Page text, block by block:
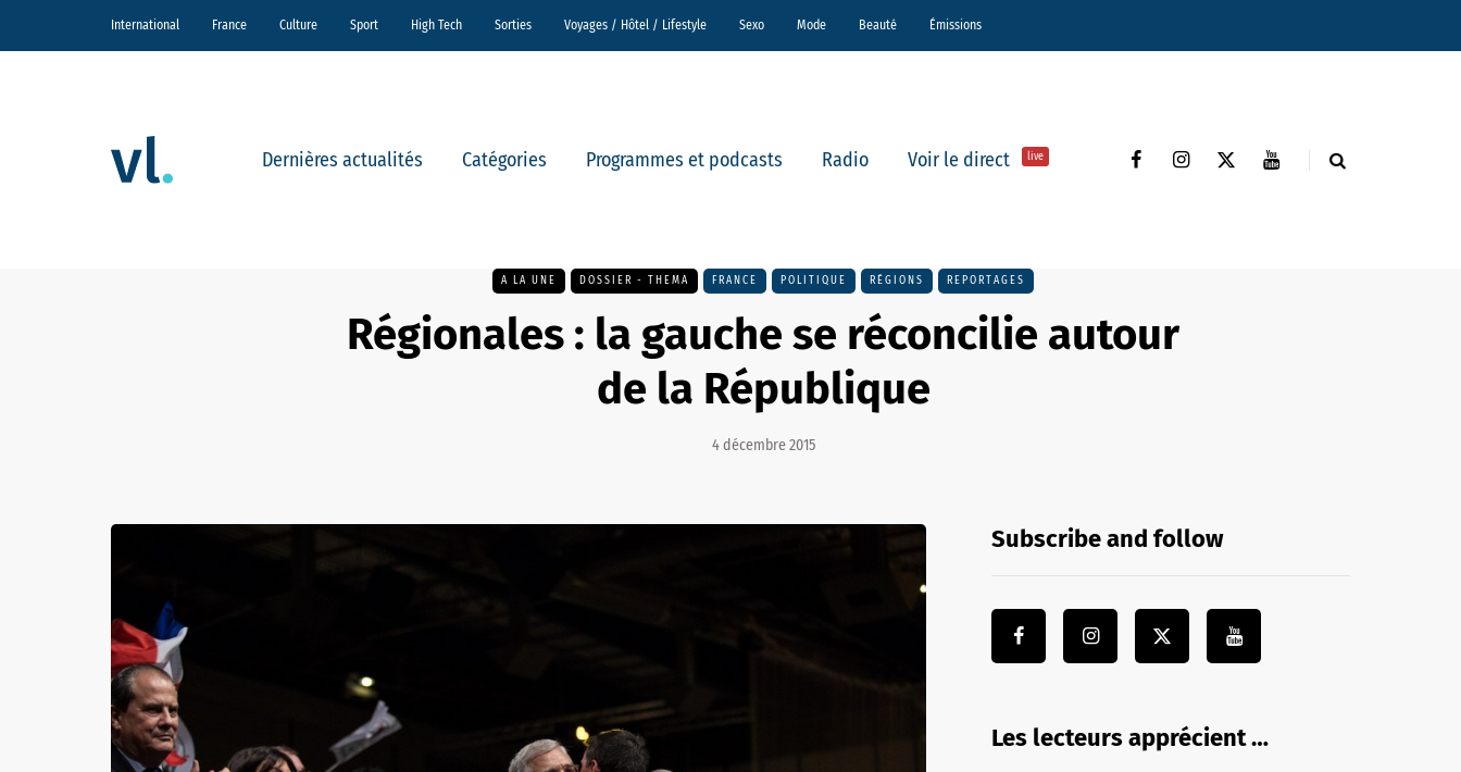
International France Culture Sport High Tech Sorties Voyages / Hôtel / Lifestyle Sexo Mode Beauté Émissions
Dernières actualités Catégories Programmes et podcasts Radio Voir le direct live
A LA UNE DOSSIER - THEMA FRANCE POLITIQUE RÉGIONS REPORTAGES
Régionales : la gauche se réconcilie autour
de la République
4 décembre 2015
Subscribe and follow
Les lecteurs apprécient …